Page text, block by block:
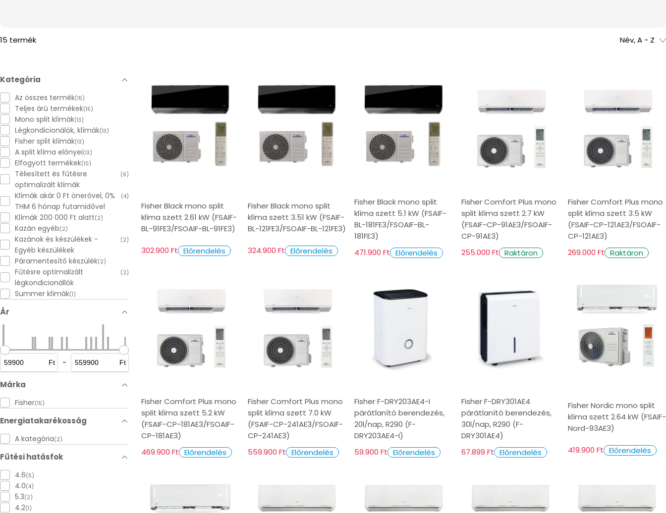
c
i
o
n
:
15 termék Név, A - Z
Kategória
Az összes termék(15)
Teljes árú termékek(15)
Mono split klímák(13)
Légkondicionálók, klímák(13)
Fisher split klímák(13)
A split klíma előnyei(13)
Elfogyott termékek(10)
Téliesített és fűtésre
optimalizált klímák
(6)
Klímák akár 0 Ft önerővel, 0%
THM 6 hónap futamidővel
(4)
Klímák 200 000 Ft alatt(2)
Kazán egyéb(2)
Kazánok és készülékek -
Egyéb készülékek
(2)
Páramentesítő készülék(2)
Fűtésre optimalizált
légkondicionállók
(2)
Summer klímák(1)
Ár
Ft - Ft
Márka
Fisher(15)
Energiatakarékosság
A kategória(2)
Fűtési hatásfok
4.6(5)
4.0(4)
5.3(2)
4.2(1)
Fisher Black mono split
klíma szett 2.61 kW (FSAIF-
BL-91FE3/FSOAIF-BL-91FE3)
302.900 Ft Előrendelés
Fisher Black mono split
klíma szett 3.51 kW (FSAIF-
BL-121FE3/FSOAIF-BL-121FE3)
324.900 Ft Előrendelés
Fisher Black mono split
klíma szett 5.1 kW (FSAIF-
BL-181FE3/FSOAIF-BL-
181FE3)
471.900 Ft Előrendelés
Fisher Comfort Plus mono
split klíma szett 2.7 kW
(FSAIF-CP-91AE3/FSOAIF-
CP-91AE3)
255.000 Ft Raktáron
Fisher Comfort Plus mono
split klíma szett 3.5 kW
(FSAIF-CP-121AE3/FSOAIF-
CP-121AE3)
269.000 Ft Raktáron
Fisher Comfort Plus mono
split klíma szett 5.2 kW
(FSAIF-CP-181AE3/FSOAIF-
CP-181AE3)
469.900 Ft Előrendelés
Fisher Comfort Plus mono
split klíma szett 7.0 kW
(FSAIF-CP-241AE3/FSOAIF-
CP-241AE3)
559.900 Ft Előrendelés
Fisher F-DRY203AE4-I
párátlanító berendezés,
20l/nap, R290 (F-
DRY203AE4-I)
59.900 Ft Előrendelés
Fisher F-DRY301AE4
párátlanító berendezés,
30l/nap, R290 (F-
DRY301AE4)
67.899 Ft Előrendelés
Fisher Nordic mono split
klíma szett 2.64 kW (FSAIF-
Nord-93AE3)
419.900 Ft Előrendelés